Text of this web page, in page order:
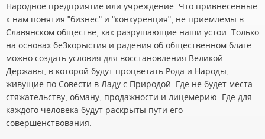
Народное предприятие или учреждение. Что привнесённые
к нам понятия "бизнес" и "конкуренция", не приемлемы в
Славянском обществе, как разрушающие наши устои. Только
на основах беЗкорыстия и радения об общественном благе
можно создать условия для восстановления Великой
Державы, в которой будут процветать Рода и Народы,
живущие по Совести в Ладу с Природой. Где не будет места
стяжательству, обману, продажности и лицемерию. Где для
каждого человека будут раскрыты пути его
совершенствования.